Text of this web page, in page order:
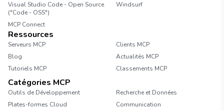
Visual Studio Code - Open Source
("Code - OSS")
Windsurf
MCP Connect
Ressources
Serveurs MCP
Clients MCP
Blog
Actualités MCP
Tutoriels MCP
Classements MCP
Catégories MCP
Outils de Développement
Recherche et Données
Plates-formes Cloud
Communication